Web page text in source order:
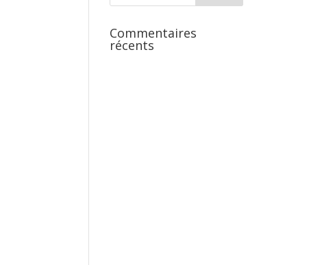
Commentaires
récents